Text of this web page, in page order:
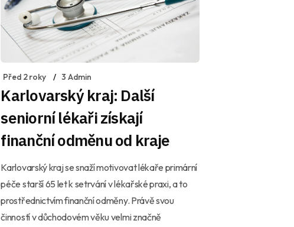
Před 2 roky 3 Admin
Karlovarský kraj: Další
seniorní lékaři získají
finanční odměnu od kraje
Karlovarský kraj se snaží motivovat lékaře primární
péče starší 65 let k setrvání v lékařské praxi, a to
prostřednictvím finanční odměny. Právě svou
činností v důchodovém věku velmi značně